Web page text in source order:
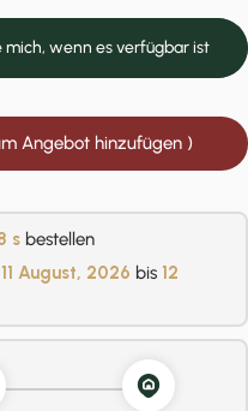
wenn es verfügbar ist
Angebot hinzufügen )
s bestellen
11 August, 2026 bis 12